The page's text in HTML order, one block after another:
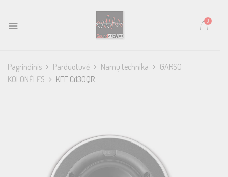
0
Pagrindinis Parduotuvė Namų technika
GARSO
KOLONĖLĖS
KEF Ci130QR